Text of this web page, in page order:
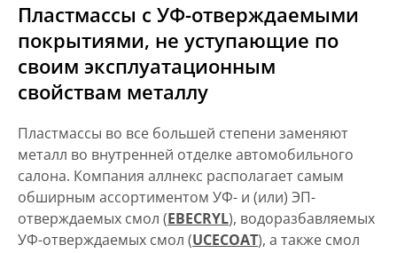
Пластмассы с УФ-отверждаемыми
покрытиями, не уступающие по
своим эксплуатационным
свойствам металлу
Пластмассы во все большей степени заменяют
металл во внутренней отделке автомобильного
салона. Компания аллнекс располагает самым
обширным ассортиментом УФ- и (или) ЭП-
отверждаемых смол (EBECRYL), водоразбавляемых
УФ-отверждаемых смол (UCECOAT), а также смол